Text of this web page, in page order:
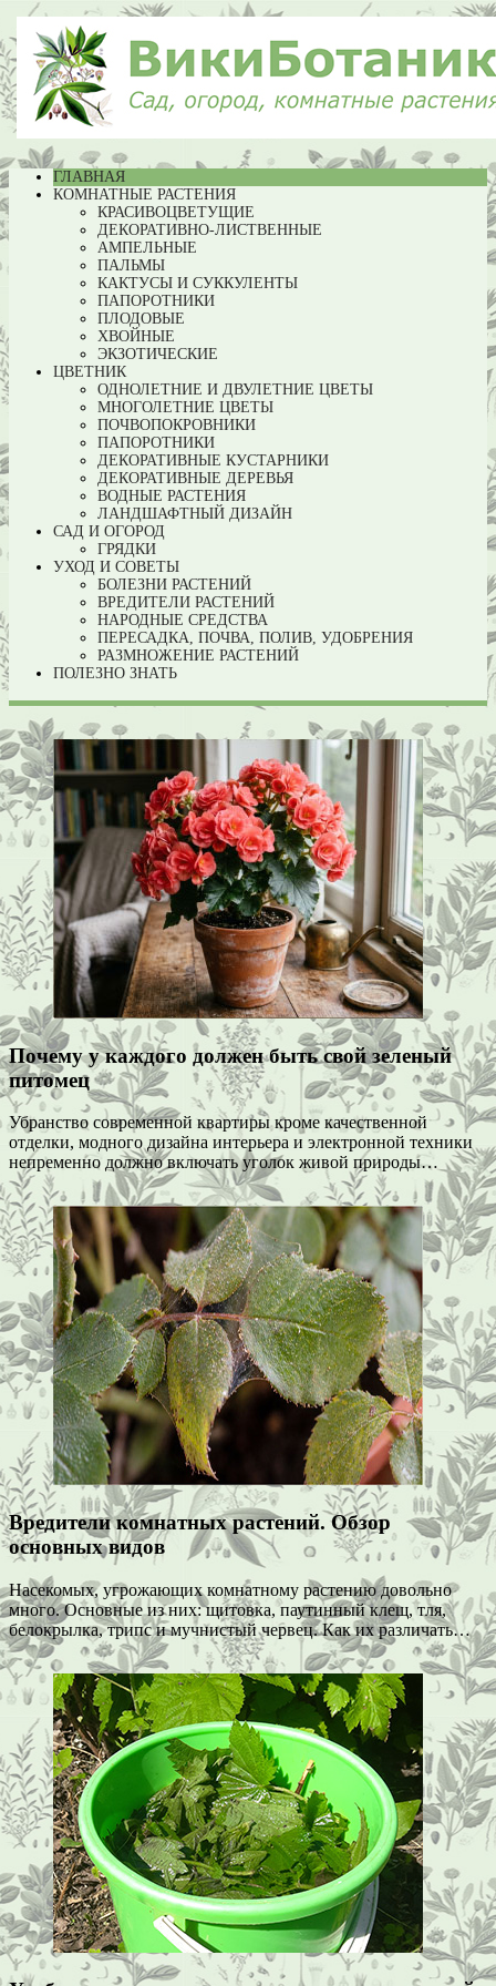
ГЛАВНАЯ
КОМНАТНЫЕ РАСТЕНИЯ
КРАСИВОЦВЕТУЩИЕ
ДЕКОРАТИВНО-ЛИСТВЕННЫЕ
АМПЕЛЬНЫЕ
ПАЛЬМЫ
КАКТУСЫ И СУККУЛЕНТЫ
ПАПОРОТНИКИ
ПЛОДОВЫЕ
ХВОЙНЫЕ
ЭКЗОТИЧЕСКИЕ
ЦВЕТНИК
ОДНОЛЕТНИЕ И ДВУЛЕТНИЕ ЦВЕТЫ
МНОГОЛЕТНИЕ ЦВЕТЫ
ПОЧВОПОКРОВНИКИ
ПАПОРОТНИКИ
ДЕКОРАТИВНЫЕ КУСТАРНИКИ
ДЕКОРАТИВНЫЕ ДЕРЕВЬЯ
ВОДНЫЕ РАСТЕНИЯ
ЛАНДШАФТНЫЙ ДИЗАЙН
САД И ОГОРОД
ГРЯДКИ
УХОД И СОВЕТЫ
БОЛЕЗНИ РАСТЕНИЙ
ВРЕДИТЕЛИ РАСТЕНИЙ
НАРОДНЫЕ СРЕДСТВА
ПЕРЕСАДКА, ПОЧВА, ПОЛИВ, УДОБРЕНИЯ
РАЗМНОЖЕНИЕ РАСТЕНИЙ
ПОЛЕЗНО ЗНАТЬ
Почему у каждого должен быть свой зеленый
питомец
Убранство современной квартиры кроме качественной
отделки, модного дизайна интерьера и электронной техники
непременно должно включать уголок живой природы…
Вредители комнатных растений. Обзор
основных видов
Насекомых, угрожающих комнатному растению довольно
много. Основные из них: щитовка, паутинный клещ, тля,
белокрылка, трипс и мучнистый червец. Как их различать…